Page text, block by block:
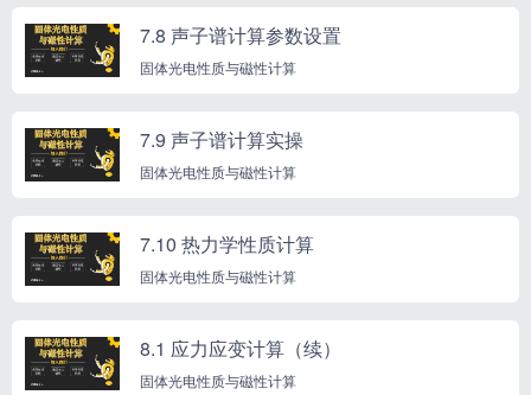
7.8 声子谱计算参数设置
固体光电性质与磁性计算
7.9 声子谱计算实操
固体光电性质与磁性计算
7.10 热力学性质计算
固体光电性质与磁性计算
8.1 应力应变计算（续）
固体光电性质与磁性计算